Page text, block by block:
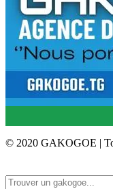
© 2020 GAKOGOE |